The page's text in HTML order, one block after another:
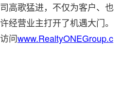
高歌猛进，不仅为客户、也
经营业主打开了机遇大门。
问www.RealtyONEGroup.c